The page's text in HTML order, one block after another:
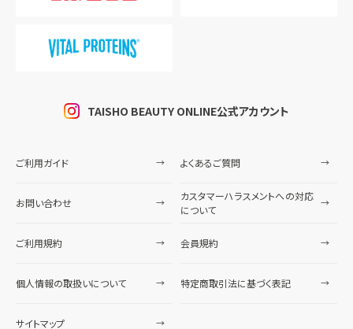
TAISHO BEAUTY ONLINE公式アカウント
ご利用ガイド よくあるご質問
お問い合わせ
カスタマーハラスメントへの対応
について
ご利用規約 会員規約
個人情報の取扱いについて 特定商取引法に基づく表記
サイトマップ